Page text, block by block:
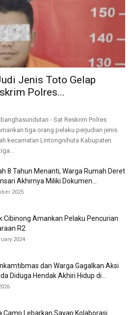
Jenis Toto Gelap
Polres...
- Sat Reskrim Polres
tiga orang pelaku perjudian jenis
kecamatan Lintongnihuta Kabupaten
8 Tahun Menanti, Warga Rumah Deret
Akhirnya Miliki Dokumen...
2025
Cibinong Amankan Pelaku Pencurian
R2
2024
dan Warga Gagalkan Aksi
Diduga Hendak Akhiri Hidup di...
Camp Lebarkan Sayap Kolaborasi